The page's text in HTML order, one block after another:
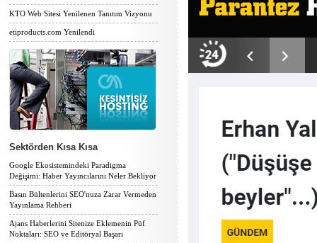
KTO Web Sitesi Yenilenen Tanıtım Vizyonu
etiproducts.com Yenilendi
Sektörden Kısa Kısa
Google Ekosistemindeki Paradigma
Değişimi: Haber Yayıncılarını Neler Bekliyor
Basın Bültenlerini SEO'nuza Zarar Vermeden
Yayınlama Rehberi
Ajans Haberlerini Sitenize Eklemenin Püf
Noktaları: SEO ve Editöryal Başarı